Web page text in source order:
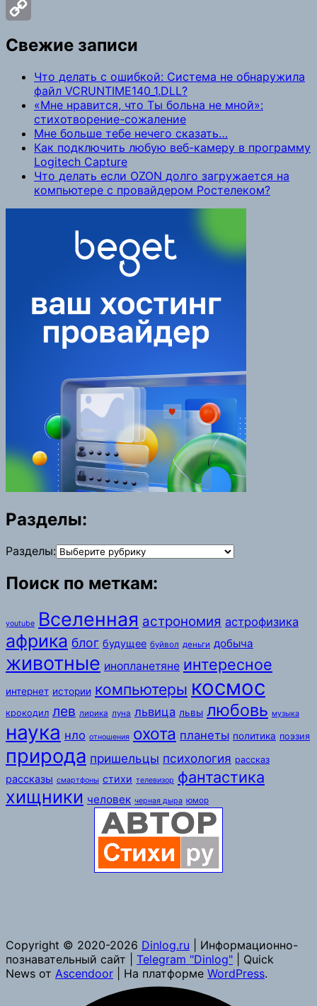
Facebook
Свежие записи
Что делать с ошибкой: Система не обнаружила
файл VCRUNTIME140_1.DLL?
«Мне нравится, что Ты больна не мной»:
стихотворение-сожаление
Мне больше тебе нечего сказать…
Как подключить любую веб-камеру в программу
Logitech Capture
Что делать если OZON долго загружается на
компьютере с провайдером Ростелеком?
Разделы:
Разделы:
Поиск по меткам:
youtube Вселенная астрономия астрофизика
африка блог будущее буйвол деньги добыча
животные инопланетяне интересное
интернет истории компьютеры космос
крокодил лев лирика луна львица львы любовь музыка
наука нло отношения охота планеты политика поэзия
природа пришельцы психология рассказ
рассказы смартфоны стихи телевизор фантастика
хищники человек черная дыра юмор
Copyright © 2020-2026 Dinlog.ru | Информационно-
познавательный сайт | Telegram "Dinlog" | Quick
News от Ascendoor | На платформе WordPress.